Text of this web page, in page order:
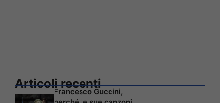
Articoli recenti
Francesco Guccini,